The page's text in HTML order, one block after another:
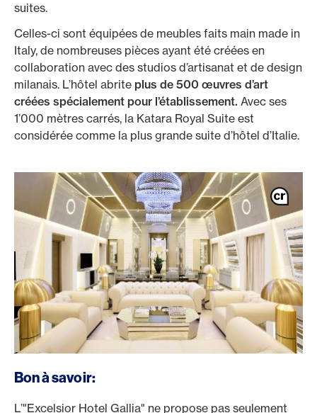
suites.
Celles-ci sont équipées de meubles faits main made in
Italy, de nombreuses pièces ayant été créées en
collaboration avec des studios d’artisanat et de design
milanais. L’hôtel abrite plus de 500 œuvres d’art
créées spécialement pour l’établissement. Avec ses
1’000 mètres carrés, la Katara Royal Suite est
considérée comme la plus grande suite d’hôtel d’Italie.
Bon à savoir:
L’"Excelsior Hotel Gallia" ne propose pas seulement